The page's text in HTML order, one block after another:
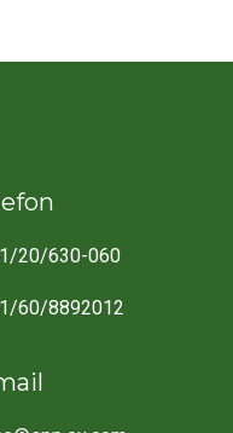
20/630-060
60/8892012